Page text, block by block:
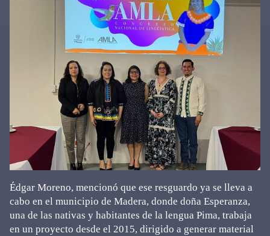
Édgar Moreno, mencionó que ese resguardo ya se lleva a
cabo en el municipio de Madera, donde doña Esperanza,
una de las nativas y habitantes de la lengua Pima, trabaja
en un proyecto desde el 2015, dirigido a generar material